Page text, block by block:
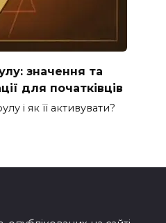
значення та
для початківців
і як її активувати?